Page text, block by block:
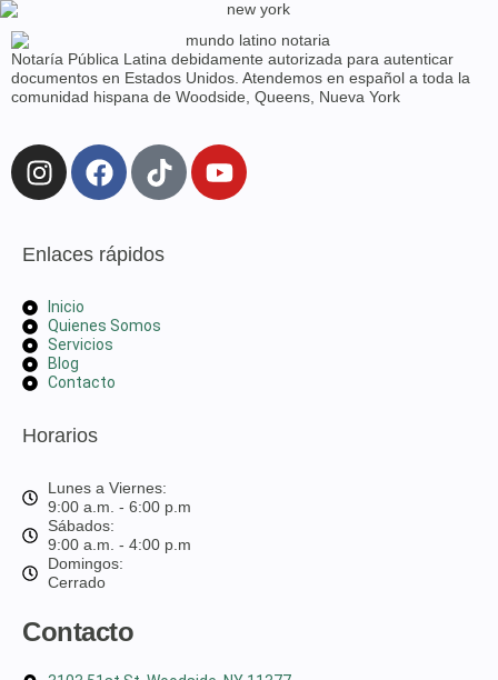
Notaría Pública Latina debidamente autorizada para autenticar
documentos en Estados Unidos. Atendemos en español a toda la
comunidad hispana de Woodside, Queens, Nueva York
Enlaces rápidos
Inicio
Quienes Somos
Servicios
Blog
Contacto
Horarios
Lunes a Viernes:
9:00 a.m. - 6:00 p.m
Sábados:
9:00 a.m. - 4:00 p.m
Domingos:
Cerrado
Contacto